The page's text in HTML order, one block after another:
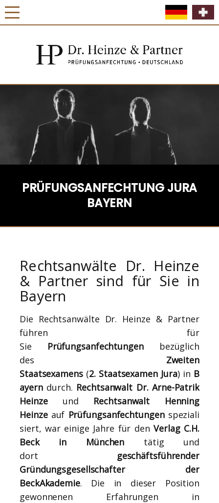
PRÜFUNGSANFECHTUNG JURA
BAYERN
Rechtsanwälte Dr. Heinze
& Partner sind für Sie in
Bayern
Die Rechtsanwälte Dr. Heinze & Partner
führen für
Sie Prüfungsanfechtungenbezüglich
des Zweiten
Staatsexamens(2. Staatsexamen Jura) in B
ayerndurch. Rechtsanwalt Dr. Arne-Patrik
Heinzeund Rechtsanwalt Henning
Heinzeauf Prüfungsanfechtungenspeziali
siert, war einige Jahre für denVerlag C.H.
Beck in München tätig und
dort geschäftsführender
Gründungsgesellschafter der
BeckAkademie. Die in dieser Position
gewonnenen Erfahrungen in